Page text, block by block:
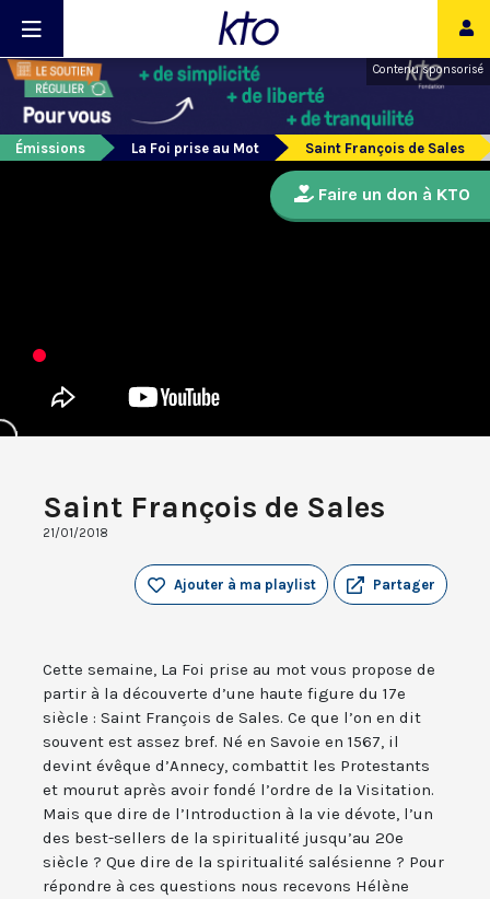
Contenu sponsorisé
Émissions La Foi prise au Mot Saint François de Sales
Saint François de Sales
21/01/2018
Partager
Ajouter à ma playlist
Cette semaine, La Foi prise au mot vous propose de
partir à la découverte d’une haute figure du 17e
siècle : Saint François de Sales. Ce que l’on en dit
souvent est assez bref. Né en Savoie en 1567, il
devint évêque d’Annecy, combattit les Protestants
et mourut après avoir fondé l’ordre de la Visitation.
Mais que dire de l’Introduction à la vie dévote, l’un
des best-sellers de la spiritualité jusqu’au 20e
siècle ? Que dire de la spiritualité salésienne ? Pour
répondre à ces questions nous recevons Hélène
Faire un don à KTO